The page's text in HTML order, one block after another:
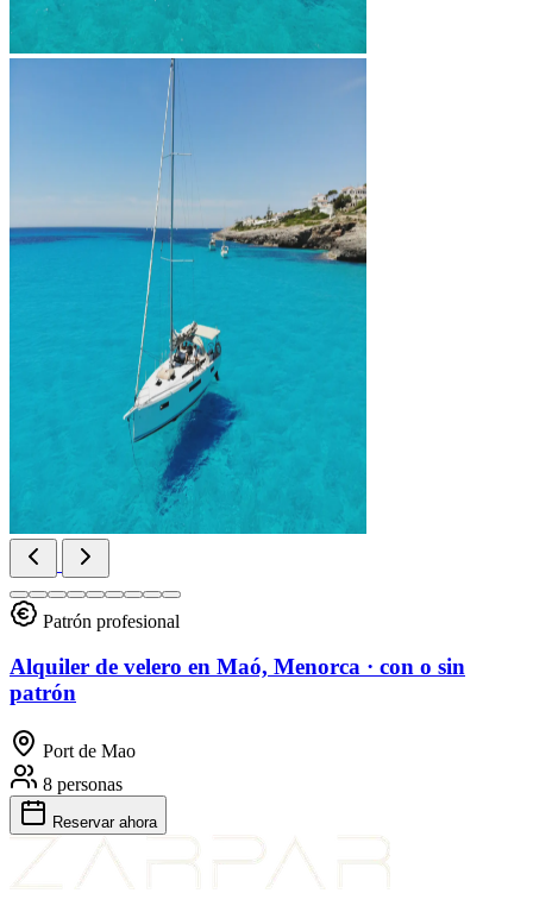
Patrón profesional
Alquiler de velero en Maó, Menorca · con o sin
patrón
Port de Mao
8 personas
Reservar ahora